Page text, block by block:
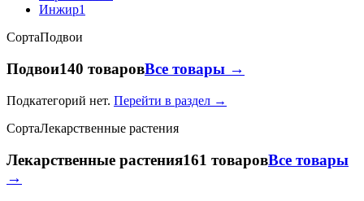
Инжир1
СортаПодвои
Подвои140 товаровВсе товары →
Подкатегорий нет. Перейти в раздел →
СортаЛекарственные растения
Лекарственные растения161 товаровВсе товары
→